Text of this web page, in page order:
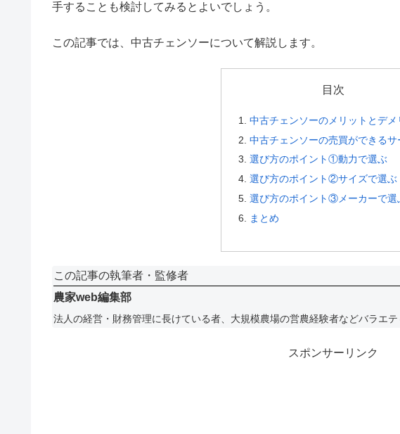
手することも検討してみるとよいでしょう。
この記事では、中古チェンソーについて解説します。
目次
中古チェンソーのメリットとデメ
中古チェンソーの売買ができるサ
選び方のポイント①動力で選ぶ
選び方のポイント②サイズで選ぶ
選び方のポイント③メーカーで選
まとめ
この記事の執筆者・監修者
農家web編集部
法人の経営・財務管理に長けている者、大規模農場の営農経験者などバラエ
スポンサーリンク